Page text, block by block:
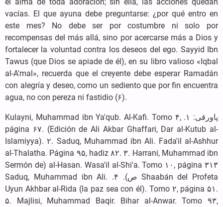
vacías. El que ayuna debe preguntarse: ¿por qué entro en
este mes? No debe ser por costumbre ni solo por
recompensas del más allá, sino por acercarse más a Dios y
fortalecer la voluntad contra los deseos del ego. Sayyid Ibn
Tawus (que Dios se apiade de él), en su libro valioso «Iqbal
al-A'mal», recuerda que el creyente debe esperar Ramadán
con alegría y deseo, como un sediento que por fin encuentra
agua, no con pereza ni fastidio (۶).
پاورقی: ۱. Kulayni, Muhammad ibn Ya'qub. Al-Kafi. Tomo ۴,
página ۶۷. (Edición de Ali Akbar Ghaffari, Dar al-Kutub al-
Islamiyya). ۲. Saduq, Muhammad ibn Ali. Fada'il al-Ashhur
al-Thalatha. Página ۹۵, hadiz ۸۲. ۳. Harrani, Muhammad ibn
al-Hasan. Wasa'il al-Shi'a. Tomo ۱۰, página ۳۱۳ (Sermón de
Shaabán del Profeta ص). ۴. Saduq, Muhammad ibn Ali.
Uyun Akhbar al-Rida (la paz sea con él). Tomo ۲, página ۵۱.
۵. Majlisi, Muhammad Baqir. Bihar al-Anwar. Tomo ۹۳,